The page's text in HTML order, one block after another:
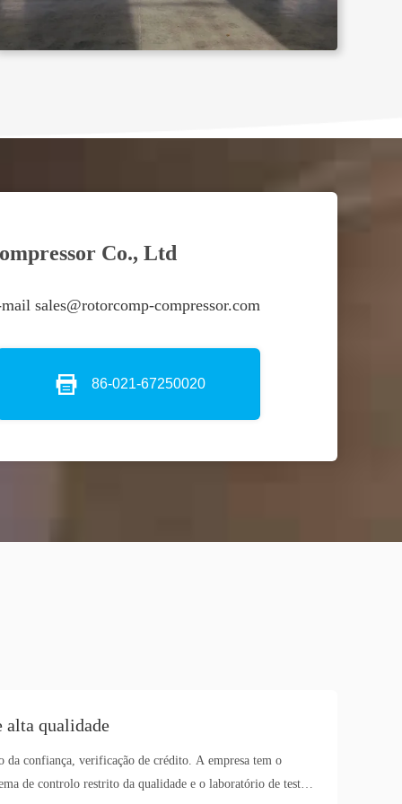
Co., Ltd
sales@rotorcomp-compressor.com
86-021-67250020
alta qualidade
da confiança, verificação de crédito. A empresa tem o
de controlo restrito da qualidade e o laboratório de teste